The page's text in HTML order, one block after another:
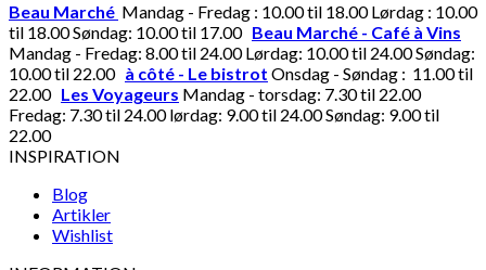
Beau Marché Mandag - Fredag : 10.00 til 18.00 Lørdag : 10.00
til 18.00 Søndag: 10.00 til 17.00 Beau Marché - Café à Vins
Mandag - Fredag: 8.00 til 24.00 Lørdag: 10.00 til 24.00 Søndag:
10.00 til 22.00 à côté - Le bistrot Onsdag - Søndag : 11.00 til
22.00 Les Voyageurs Mandag - torsdag: 7.30 til 22.00
Fredag: 7.30 til 24.00 lørdag: 9.00 til 24.00 Søndag: 9.00 til
22.00
INSPIRATION
Blog
Artikler
Wishlist